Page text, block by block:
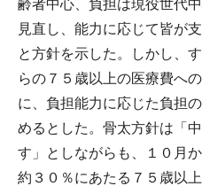
齢者中心、負担は現役世代
見直し、能力に応じて皆が
と方針を示した。しかし、
らの７５歳以上の医療費へ
に、負担能力に応じた負担
めるとした。骨太方針は「
す」としながらも、１０月
約３０％にあたる７５歳以